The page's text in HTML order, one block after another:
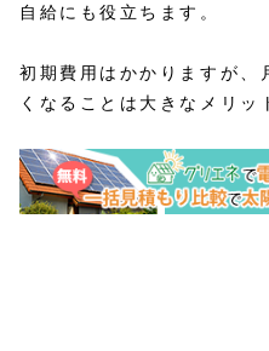
自給にも役立ちます。
初期費用はかかりますが、
くなることは大きなメリッ